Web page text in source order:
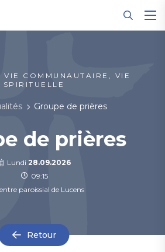
VIE COMMUNAUTAIRE, VIE
SPIRITUELLE
Groupe de prières
de prières
Lundi 28.09.2026
09:15
paroissial de Lucens
Retour
cookies